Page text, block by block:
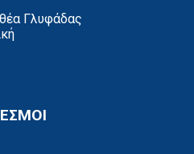
Γλυφάδας